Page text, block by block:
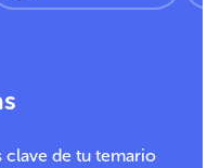
clave de tu temario